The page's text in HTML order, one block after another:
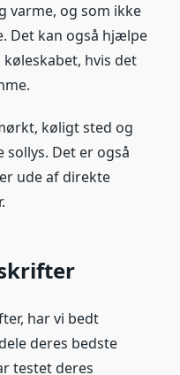
varme, og som ikke
Det kan også hjælpe
hvis det
køligt sted og
Det er også
ude af direkte
har vi bedt
deres bedste
testet deres